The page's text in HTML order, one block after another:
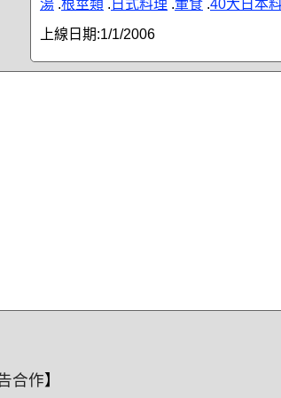
湯 .根莖類 . 日式料理 .葷食 .40大日本
上線日期:1/1/2006
合作】